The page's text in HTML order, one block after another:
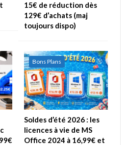
15€ de réduction dès
129€ d’achats (maj
toujours dispo)
Bons Plans
Soldes d’été 2026 : les
licences à vie de MS
Office 2024 à 16,99€ et